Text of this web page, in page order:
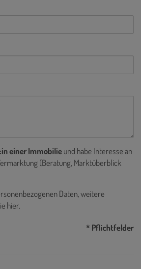
einer Immobilieund habe Interesse an
(Beratung, Marktüberblick
Daten, weitere
hier.
* Pflichtfelder